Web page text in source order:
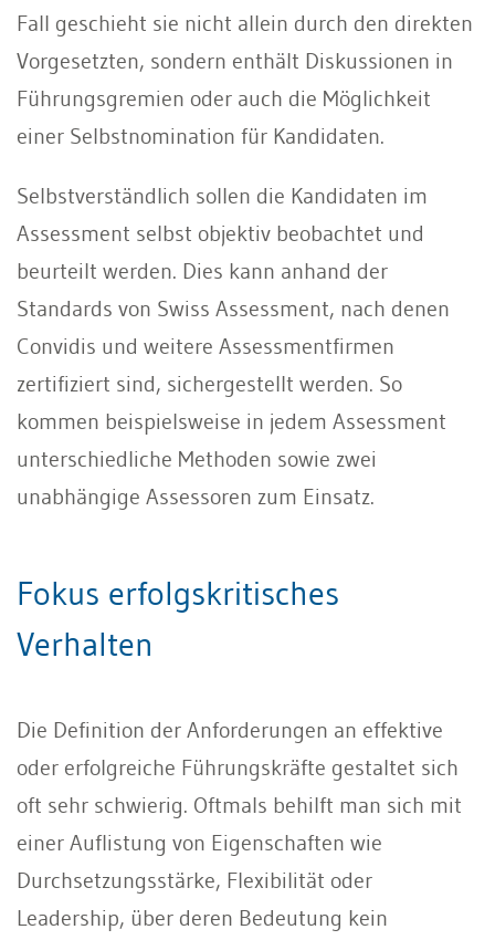
Fall geschieht sie nicht allein durch den direkten
Vorgesetzten, sondern enthält Diskussionen in
Führungsgremien oder auch die Möglichkeit
einer Selbstnomination für Kandidaten.
Selbstverständlich sollen die Kandidaten im
Assessment selbst objektiv beobachtet und
beurteilt werden. Dies kann anhand der
Standards von Swiss Assessment, nach denen
Convidis und weitere Assessmentfirmen
zertifiziert sind, sichergestellt werden. So
kommen beispielsweise in jedem Assessment
unterschiedliche Me­thoden sowie zwei
unabhängige Asses­soren zum Einsatz.
Fokus erfolgskritisches
Verhalten
Die Definition der Anforderungen an ef­fektive
oder erfolgreiche Führungskräfte gestaltet sich
oft sehr schwierig. Oftmals behilft man sich mit
einer Auflistung von Eigenschaften wie
Durchsetzungsstärke, Flexibilität oder
Leadership, über deren Bedeutung kein